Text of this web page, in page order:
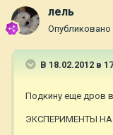
лель
Опубликовано
В 18.02.2012 в
Подкину еще дров
ЭКСПЕРИМЕНТЫ